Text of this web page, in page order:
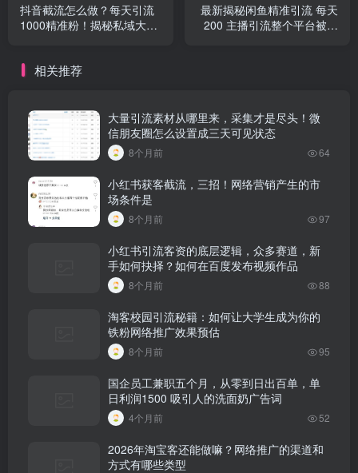
抖音截流怎么做？每天引流
1000精准粉！揭秘私域大佬
全吗是真的吗
最新揭秘闲鱼精准引流 每天
200 主播引流整个平台被抓
相关推荐
大量引流素材从哪里来，采集才是尽头！微
信朋友圈怎么设置成三天可见状态
8个月前 64
小红书获客截流，三招！网络营销产生的市
场条件是
8个月前 97
小红书引流客资的底层逻辑，众多赛道，新
手如何抉择？如何在百度发布视频作品
8个月前 88
淘客校园引流秘籍：如何让大学生成为你的
铁粉网络推广效果预估
8个月前 95
国企员工兼职五个月，从零到日出百单，单
日利润1500 吸引人的洗面奶广告词
4个月前 52
2026年淘宝客还能做嘛？网络推广的渠道和
方式有哪些类型